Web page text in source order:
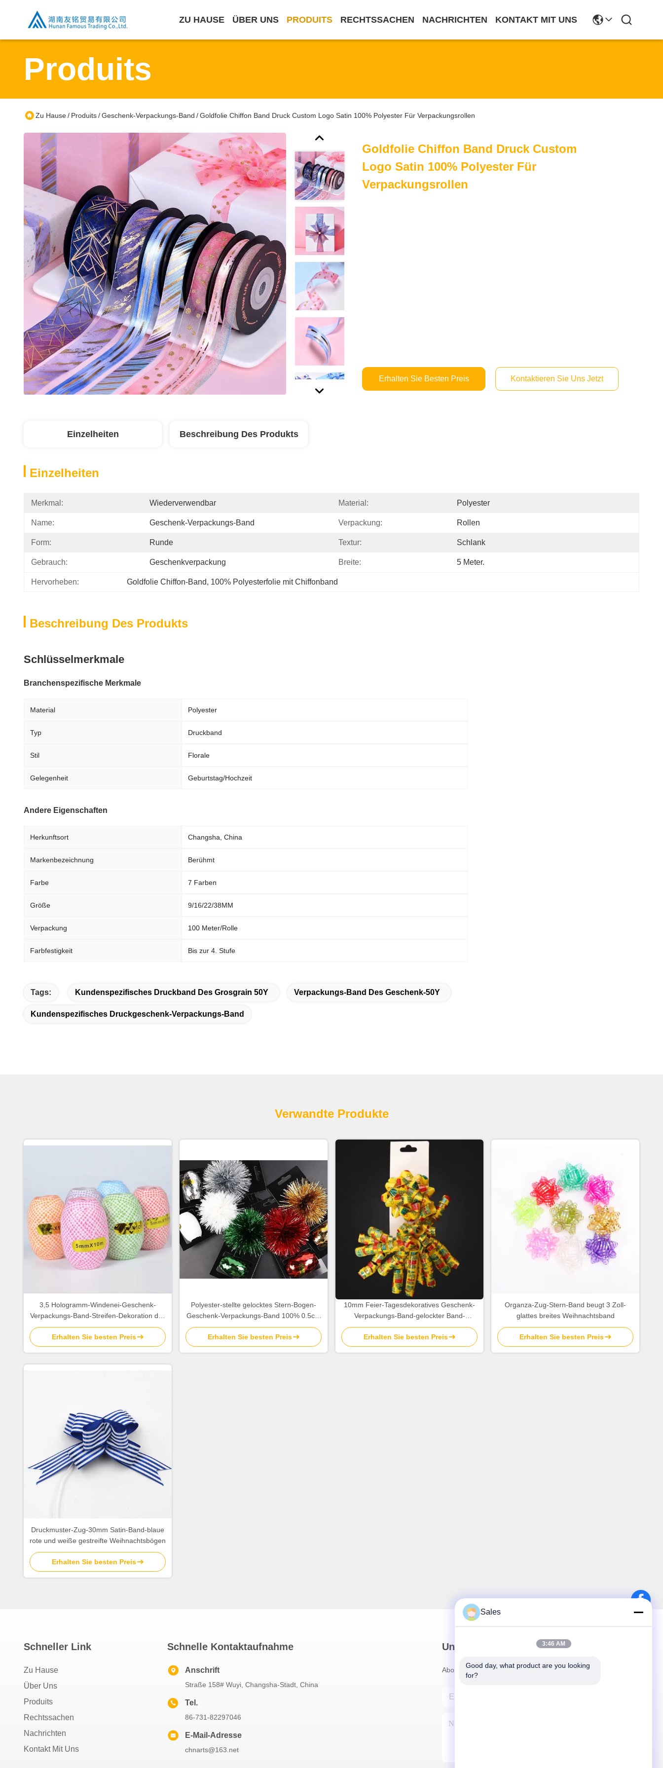
ZU HAUSE ÜBER UNS PRODUITS RECHTSSACHEN NACHRICHTEN KONTAKT MIT UNS
Produits
Zu Hause/ Produits/Geschenk-Verpackungs-Band /Goldfolie Chiffon Band Druck Custom Logo Satin 100% Polyester Für Verpackungsrollen
Goldfolie Chiffon Band Druck Custom
Logo Satin 100% Polyester Für
Verpackungsrollen
Erhalten Sie Besten Preis Kontaktieren Sie Uns Jetzt
Einzelheiten Beschreibung Des Produkts
Einzelheiten
Merkmal: Wiederverwendbar Material: Polyester
Name: Geschenk-Verpackungs-Band Verpackung: Rollen
Form: Runde Textur: Schlank
Gebrauch: Geschenkverpackung Breite: 5 Meter.
Hervorheben: Goldfolie Chiffon-Band, 100% Polyesterfolie mit Chiffonband
Beschreibung Des Produkts
Schlüsselmerkmale
Branchenspezifische Merkmale
Material Polyester
Typ Druckband
Stil Florale
Gelegenheit Geburtstag/Hochzeit
Andere Eigenschaften
Herkunftsort Changsha, China
Markenbezeichnung Berühmt
Farbe 7 Farben
Größe 9/16/22/38MM
Verpackung 100 Meter/Rolle
Farbfestigkeit Bis zur 4. Stufe
Tags: Kundenspezifisches Druckband Des Grosgrain 50Y Verpackungs-Band Des Geschenk-50Y
Kundenspezifisches Druckgeschenk-Verpackungs-Band
Verwandte Produkte
3,5 Hologramm-Windenei-Geschenk-
Verpackungs-Band-Streifen-Dekoration des
Zoll-pp.
Erhalten Sie besten Preis
Polyester-stellte gelocktes Stern-Bogen-
Geschenk-Verpackungs-Band 100% 0.5cm
für Geburtstags-Dekoration ein
Erhalten Sie besten Preis
10mm Feier-Tagesdekoratives Geschenk-
Verpackungs-Band-gelockter Band-
Geschenk-Bogen
Erhalten Sie besten Preis
Organza-Zug-Stern-Band beugt 3 Zoll-
glattes breites Weihnachtsband
Erhalten Sie besten Preis
Druckmuster-Zug-30mm Satin-Band-blaue
rote und weiße gestreifte Weihnachtsbögen
Erhalten Sie besten Preis
Schneller Link
Zu Hause
Über Uns
Produits
Rechtssachen
Nachrichten
Kontakt Mit Uns
Schnelle Kontaktaufnahme
Anschrift
Straße 158# Wuyi, Changsha-Stadt, China
Tel.
86-731-82297046
E-Mail-Adresse
chnarts@163.net
Unser Newsletter
Abonnieren Sie unseren Newsletter für Rabatte und mehr.
Sales
3:46 AM
Good day, what product are you looking
for?